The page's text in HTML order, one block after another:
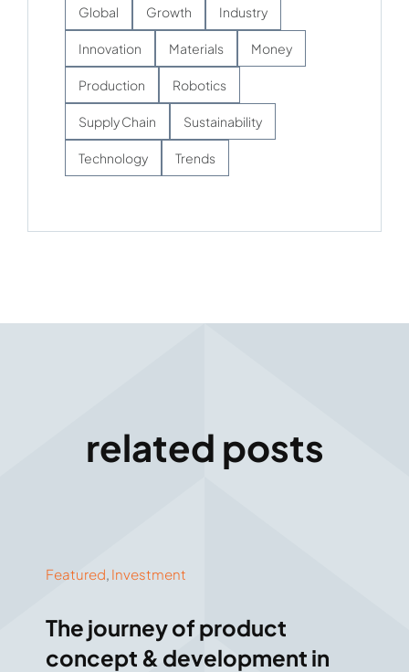
Global Growth Industry
Innovation Materials Money
Production Robotics
Supply Chain Sustainability
Technology Trends
related posts
Featured Investment
The journey of product
concept & development in